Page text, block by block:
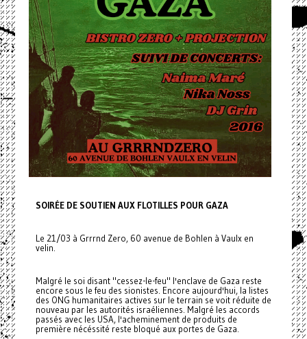
SOIRÉE DE SOUTIEN AUX FLOTILLES POUR GAZA
Le 21/03 à Grrrnd Zero, 60 avenue de Bohlen à Vaulx en
velin.
Malgré le soi disant "cessez-le-feu" l'enclave de Gaza reste
encore sous le feu des sionistes. Encore aujourd'hui, la listes
des ONG humanitaires actives sur le terrain se voit réduite de
nouveau par les autorités israéliennes. Malgré les accords
passés avec les USA, l'acheminement de produits de
première nécéssité reste bloqué aux portes de Gaza.